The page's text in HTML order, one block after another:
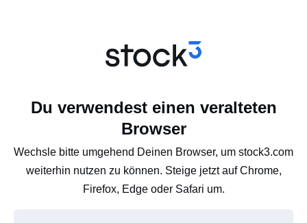
Du verwendest einen veralteten
Browser
Wechsle bitte umgehend Deinen Browser, um stock3.com
weiterhin nutzen zu können. Steige jetzt auf Chrome,
Firefox, Edge oder Safari um.